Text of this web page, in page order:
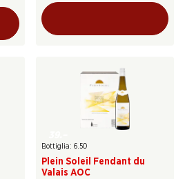
Bottiglia: 6.50
Plein Soleil Fendant du
Valais AOC